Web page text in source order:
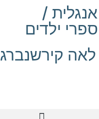
/
ילדים
קירשנברג